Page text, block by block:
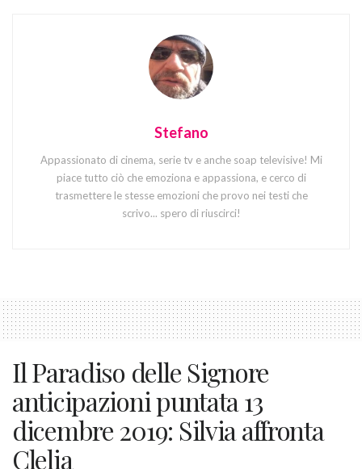
Stefano
Appassionato di cinema, serie tv e anche soap televisive! Mi
piace tutto ciò che emoziona e appassiona, e cerco di
trasmettere le stesse emozioni che provo nei testi che
scrivo... spero di riuscirci!
Il Paradiso delle Signore
anticipazioni puntata 13
dicembre 2019: Silvia affronta
Clelia